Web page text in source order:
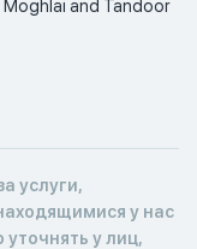
and Tandoor
услуги,
у нас
у лиц,